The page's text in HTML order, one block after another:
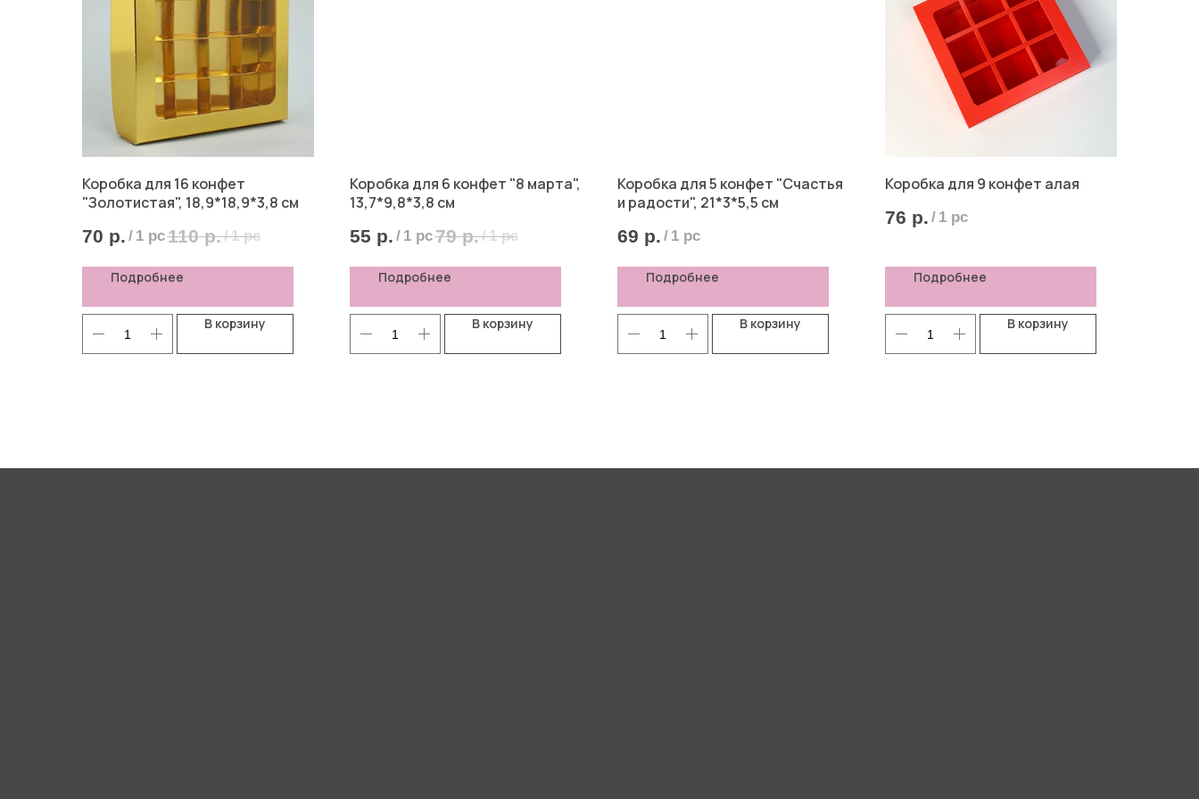
Коробка для 16 конфет
"Золотистая", 18,9*18,9*3,8 см
70 р. / 1 pc110 р./1 pc
Подробнее
В корзину
Коробка для 6 конфет "8 марта",
13,7*9,8*3,8 см
55 р. / 1 pc79 р./1 pc
Подробнее
В корзину
Коробка для 5 конфет "Счастья
и радости", 21*3*5,5 см
69 р. / 1 pc
Подробнее
В корзину
Коробка для 9 конфет алая
76 р. / 1 pc
Подробнее
В корзину